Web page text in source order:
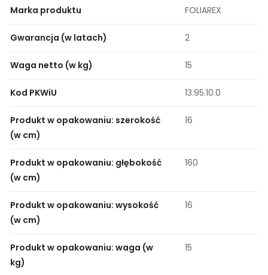
Marka produktu FOLIAREX
Gwarancja (w latach) 2
Waga netto (w kg) 15
Kod PKWiU 13.95.10.0
Produkt w opakowaniu: szerokość
(w cm)
16
Produkt w opakowaniu: głębokość
(w cm)
160
Produkt w opakowaniu: wysokość
(w cm)
16
Produkt w opakowaniu: waga (w
kg)
15